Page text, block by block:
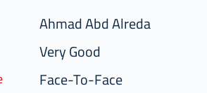
Ahmad Abd Alreda
Very Good
Face-To-Face